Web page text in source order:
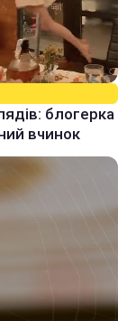
блогерка
вчинок